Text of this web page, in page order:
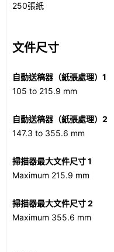
250張紙
文件尺寸
自動送稿器（紙張處理）1
105 to 215.9 mm
自動送稿器（紙張處理）2
147.3 to 355.6 mm
掃描器最大文件尺寸 1
Maximum 215.9 mm
掃描器最大文件尺寸 2
Maximum 355.6 mm